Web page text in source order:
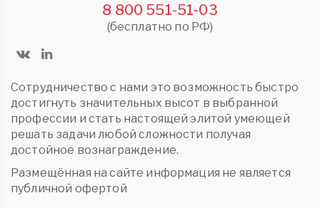
8 800 551-51-03
(бесплатно по РФ)
Сотрудничество с нами это возможность быстро
достигнуть значительных высот в выбранной
профессии и стать настоящей элитой умеющей
решать задачи любой сложности получая
достойное вознаграждение.
Размещённая на сайте информация не является
публичной офертой